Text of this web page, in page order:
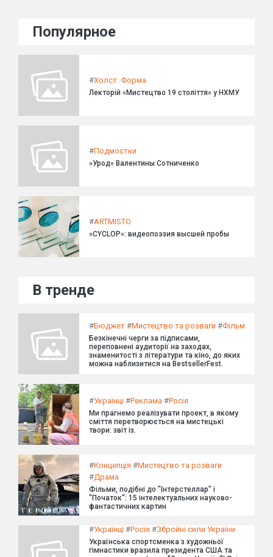
Популярное
#Холст. Форма
Лекторій «Мистецтво 19 століття» у НХМУ
#Подмостки
»Урод» Валентины Сотниченко
#ARTMISTO
»CYCLOP»: видеопоэзия высшей пробы
В тренде
#Бюджет #Мистецтво та розваги #Фільм
Безкінечні черги за підписами,
переповнені аудиторії на заходах,
знаменитості з літератури та кіно, до яких
можна наблизитися на BestsellerFest.
#Українці #Реклама #Росія
Ми прагнемо реалізувати проект, в якому
сміття перетворюється на мистецькі
твори: звіт із.
#Концепція #Мистецтво та розваги
#Драма
Фільми, подібні до "Інтерстеллар" і
"Початок": 15 інтелектуальних науково-
фантастичних картин
#Українці #Росія #Збройні сили України
Українська спортсменка з художньої
гімнастики вразила президента США та